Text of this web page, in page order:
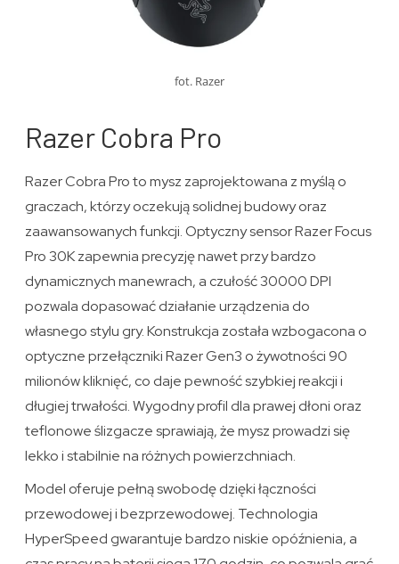
fot. Razer
Razer Cobra Pro
Razer Cobra Pro to mysz zaprojektowana z myślą o
graczach, którzy oczekują solidnej budowy oraz
zaawansowanych funkcji. Optyczny sensor Razer Focus
Pro 30K zapewnia precyzję nawet przy bardzo
dynamicznych manewrach, a czułość 30000 DPI
pozwala dopasować działanie urządzenia do
własnego stylu gry. Konstrukcja została wzbogacona o
optyczne przełączniki Razer Gen3 o żywotności 90
milionów kliknięć, co daje pewność szybkiej reakcji i
długiej trwałości. Wygodny profil dla prawej dłoni oraz
teflonowe ślizgacze sprawiają, że mysz prowadzi się
lekko i stabilnie na różnych powierzchniach.
Model oferuje pełną swobodę dzięki łączności
przewodowej i bezprzewodowej. Technologia
HyperSpeed gwarantuje bardzo niskie opóźnienia, a